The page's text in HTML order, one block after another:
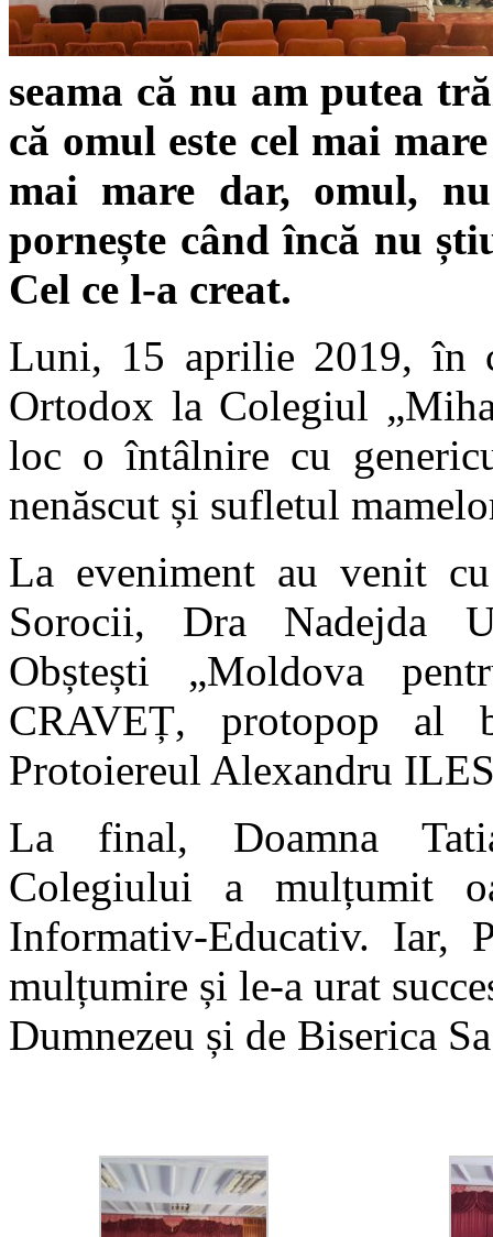
seama că nu am putea
că omul este cel mai
mai mare dar, omul,
pornește când încă nu
Cel ce l-a creat.
Luni, 15 aprilie 2019, în
Ortodox la Colegiul
loc o întâlnire cu
nenăscut și sufletul
La eveniment au venit
Sorocii, Dra Nadejda
Obștești „Moldova
CRAVEȚ, protopop al
Protoiereul Alexandru
La final, Doamna
Colegiului a mulțumit
Informativ-Educativ. Iar,
mulțumire și le-a urat
Dumnezeu și de Biserica